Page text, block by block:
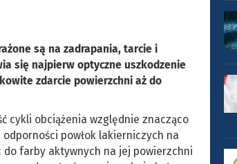
są na zadrapania, tarcie i
się najpierw optyczne uszkodzenie
zdarcie powierzchni aż do
cykli obciążenia względnie znacząco
powłok lakierniczych na
farby aktywnych na jej powierzchni